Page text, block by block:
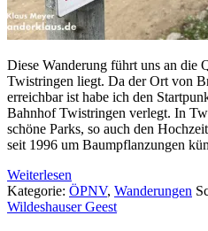
Diese Wanderung führt uns an die
Twistringen liegt. Da der Ort von
erreichbar ist habe ich den
Bahnhof Twistringen verlegt. In
schöne Parks, so auch den
seit 1996 um Baumpflanzungen
Weiterlesen
Kategorie: ÖPNV, Wanderungen
Wildeshauser Geest